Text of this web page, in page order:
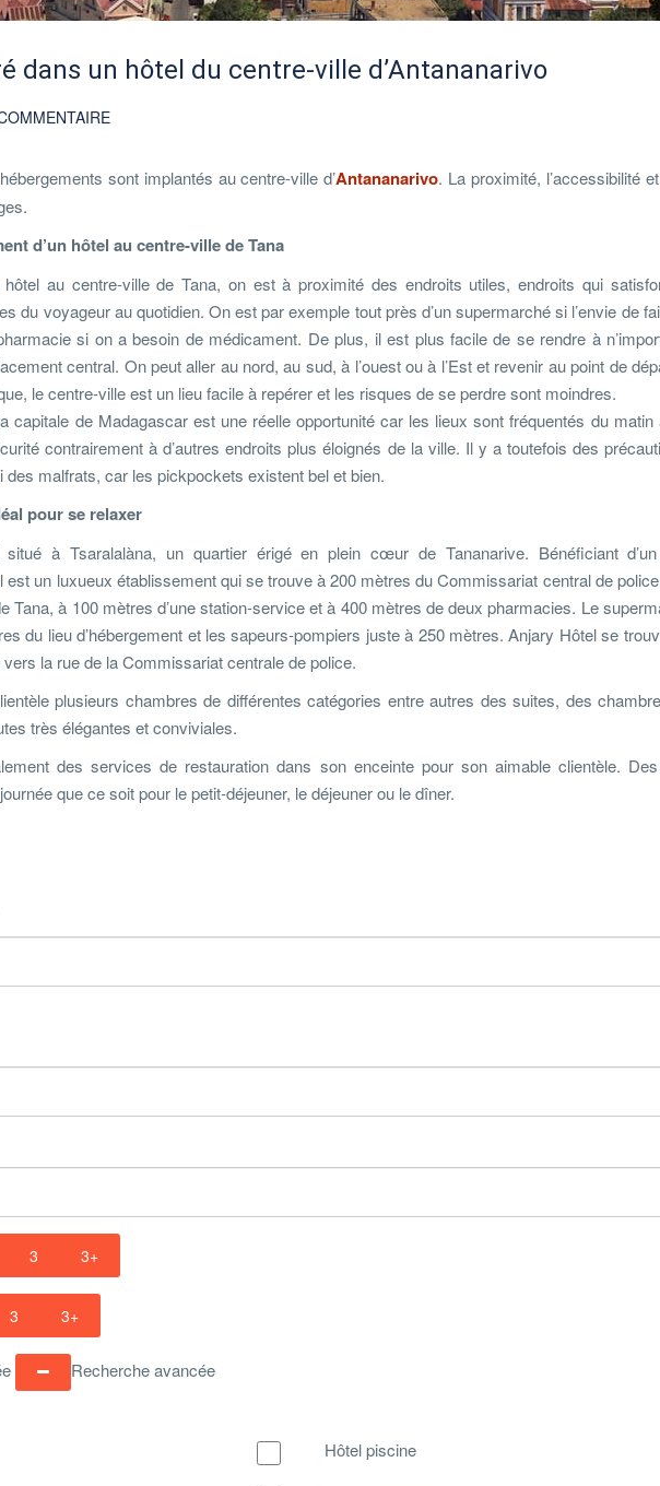
dans un hôtel du centre-ville d’Antananarivo
sont implantés au centre-ville d’Antananarivo. La proximité, l’accessibilité
d’un hôtel au centre-ville de Tana
hôtel au centre-ville de Tana, on est à proximité des endroits utiles, endroits qui
du voyageur au quotidien. On est par exemple tout près d’un supermarché si l’envie de
si on a besoin de médicament. De plus, il est plus facile de se rendre à
central. On peut aller au nord, au sud, à l’ouest ou à l’Est et revenir au point de
le centre-ville est un lieu facile à repérer et les risques de se perdre sont moindres.
capitale de Madagascar est une réelle opportunité car les lieux sont fréquentés du
contrairement à d’autres endroits plus éloignés de la ville. Il y a toutefois des
des malfrats, car les pickpockets existent bel et bien.
pour se relaxer
situé à Tsaralalàna, un quartier érigé en plein cœur de Tananarive. Bénéficiant
est un luxueux établissement qui se trouve à 200 mètres du Commissariat central de
Tana, à 100 mètres d’une station-service et à 400 mètres de deux pharmacies. Le
du lieu d’hébergement et les sapeurs-pompiers juste à 250 mètres. Anjary Hôtel se
la rue de la Commissariat centrale de police.
plusieurs chambres de différentes catégories entre autres des suites, des
très élégantes et conviviales.
des services de restauration dans son enceinte pour son aimable clientèle.
que ce soit pour le petit-déjeuner, le déjeuner ou le dîner.
3 3+
3 3+
Recherche avancée
Hôtel piscine